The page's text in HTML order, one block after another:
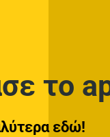
το
εδώ!